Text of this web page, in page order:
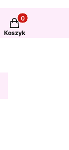
Produkty w
Koszyk